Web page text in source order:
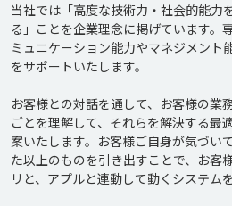
当社では「高度な技術力・社会的能力
る」ことを企業理念に掲げています。
ミュニケーション能力やマネジメント
をサポートいたします。
お客様との対話を通して、お客様の業
ごとを理解して、それらを解決する最
案いたします。お客様ご自身が気づい
た以上のものを引き出すことで、お客
リと、アプルと連動して動くシステム